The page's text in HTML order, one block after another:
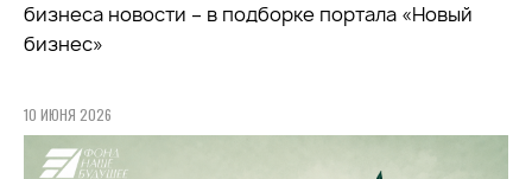
бизнеса новости – в подборке портала «Новый
бизнес»
10 ИЮНЯ 2026